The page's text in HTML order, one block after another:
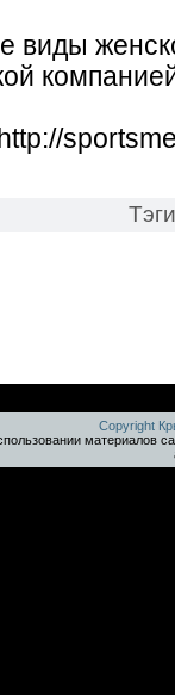
виды
Copyright
материалов